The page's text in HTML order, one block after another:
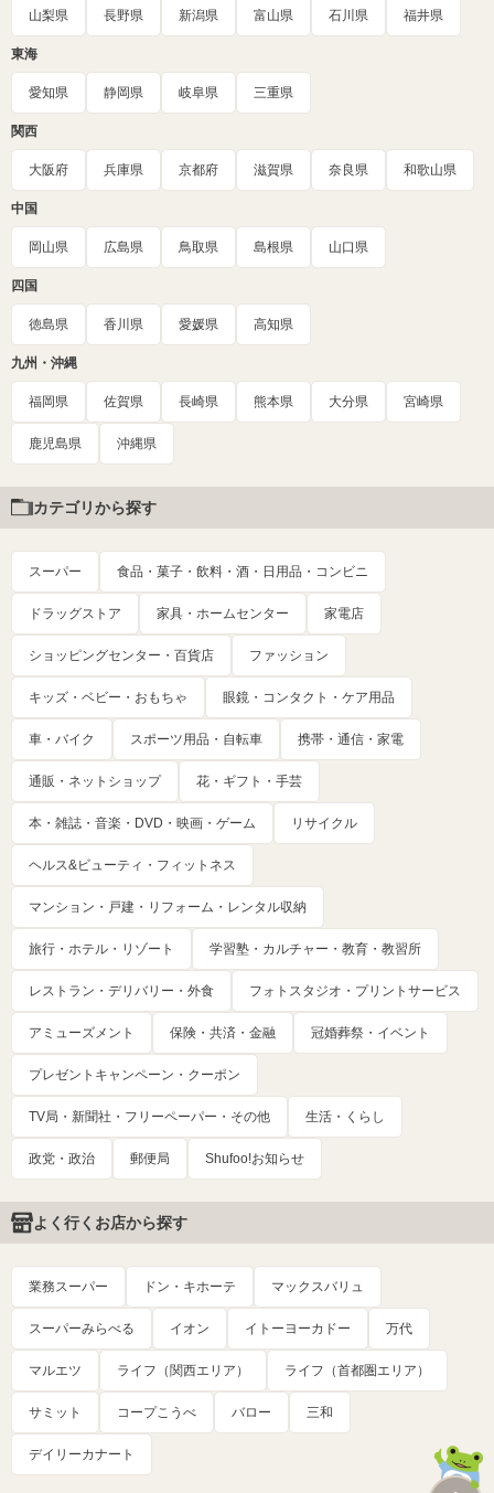
山梨県 長野県 新潟県 富山県 石川県 福井県
東海
愛知県 静岡県 岐阜県 三重県
関西
大阪府 兵庫県 京都府 滋賀県 奈良県 和歌山県
中国
岡山県 広島県 鳥取県 島根県 山口県
四国
徳島県 香川県 愛媛県 高知県
九州・沖縄
福岡県 佐賀県 長崎県 熊本県 大分県 宮崎県
鹿児島県 沖縄県
カテゴリから探す
スーパー 食品・菓子・飲料・酒・日用品・コンビニ
ドラッグストア 家具・ホームセンター 家電店
ショッピングセンター・百貨店 ファッション
キッズ・ベビー・おもちゃ 眼鏡・コンタクト・ケア用品
車・バイク スポーツ用品・自転車 携帯・通信・家電
通販・ネットショップ 花・ギフト・手芸
本・雑誌・音楽・DVD・映画・ゲーム リサイクル
ヘルス&ビューティ・フィットネス
マンション・戸建・リフォーム・レンタル収納
旅行・ホテル・リゾート 学習塾・カルチャー・教育・教習所
レストラン・デリバリー・外食 フォトスタジオ・プリントサービス
アミューズメント 保険・共済・金融 冠婚葬祭・イベント
プレゼントキャンペーン・クーポン
TV局・新聞社・フリーペーパー・その他 生活・くらし
政党・政治 郵便局 Shufoo!お知らせ
よく行くお店から探す
業務スーパー ドン・キホーテ マックスバリュ
スーパーみらべる イオン イトーヨーカドー 万代
マルエツ ライフ（関西エリア） ライフ（首都圏エリア）
サミット コープこうべ バロー 三和
デイリーカナート